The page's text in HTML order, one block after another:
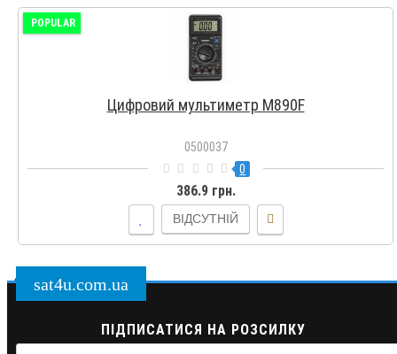
POPULAR
Цифровий мультиметр M890F
0500037
0
386.9 грн.
ВІДСУТНІЙ
sat4u.com.ua
ПІДПИСАТИСЯ НА РОЗСИЛКУ